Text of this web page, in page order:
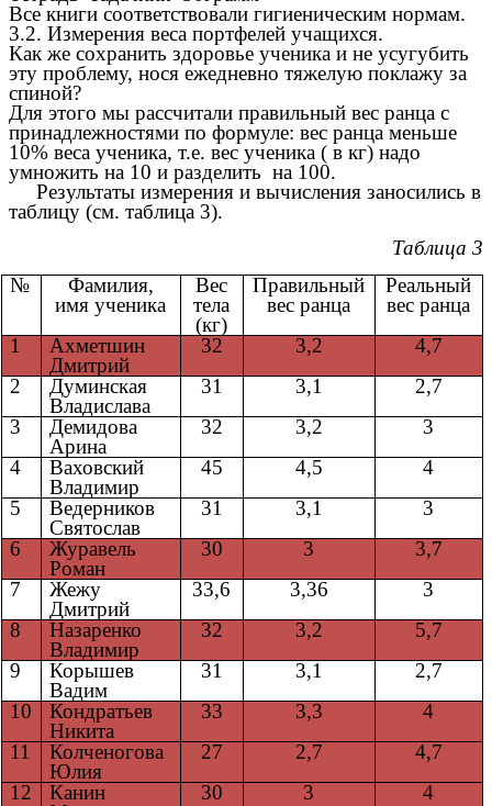
Все книги соответствовали гигиеническим нормам.
3.2. Измерения веса портфелей учащихся.
Как же сохранить здоровье ученика и не усугубить
эту проблему, нося ежедневно тяжелую поклажу за
спиной?
Для этого мы рассчитали правильный вес ранца с
принадлежностями по формуле: вес ранца меньше
10% веса ученика, т.е. вес ученика ( в кг) надо
умножить на 10 и разделить на 100.
Результаты измерения и вычисления заносились в
таблицу (см. таблица 3).
Таблица 3
№
Фамилия,
имя ученика
Вес
тела
(кг)
Правильный
вес ранца
Реальный
вес ранца
1
Ахметшин
Дмитрий
32 3,2
4,7
2
Думинская
Владислава
31 3,1
2,7
3
Демидова
Арина
32 3,2
3
4
Ваховский
Владимир
45 4,5
4
5
Ведерников
Святослав
31 3,1
3
6
Журавель
Роман
30 3
3,7
7
Жежу
Дмитрий
33,6 3,36
3
8
Назаренко
Владимир
32 3,2
5,7
9
Корышев
Вадим
31 3,1
2,7
10
Кондратьев
Никита
33 3,3
4
11
Колченогова
Юлия
27 2,7
4,7
12
Канин
30 3
4